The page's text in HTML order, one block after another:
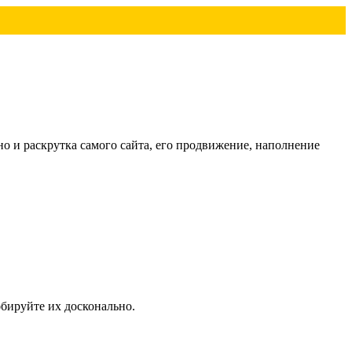
и раскрутка самого сайта, его продвижение, наполнение
их досконально.